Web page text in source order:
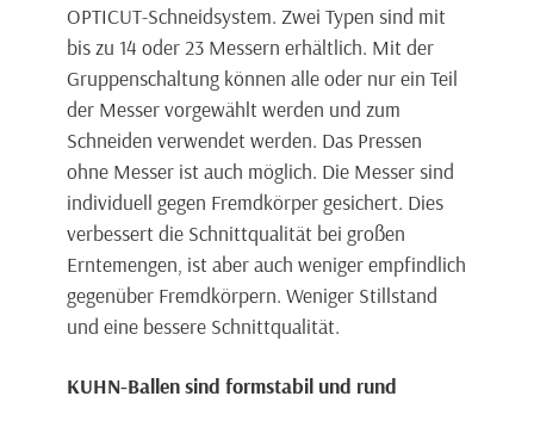
OPTICUT-Schneidsystem. Zwei Typen sind mit
bis zu 14 oder 23 Messern erhältlich. Mit der
Gruppenschaltung können alle oder nur ein Teil
der Messer vorgewählt werden und zum
Schneiden verwendet werden. Das Pressen
ohne Messer ist auch möglich. Die Messer sind
individuell gegen Fremdkörper gesichert. Dies
verbessert die Schnittqualität bei großen
Erntemengen, ist aber auch weniger empfindlich
gegenüber Fremdkörpern. Weniger Stillstand
und eine bessere Schnittqualität.
KUHN-Ballen sind formstabil und rund